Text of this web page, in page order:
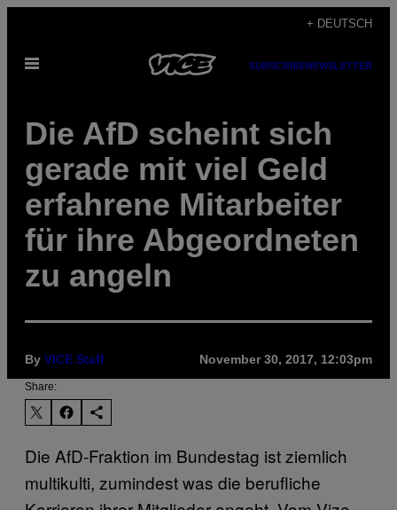
content
+ DEUTSCH
Open
SUBSCRIBENEWSLETTER
Die AfD scheint sich
gerade mit viel Geld
erfahrene Mitarbeiter
für ihre Abgeordneten
zu angeln
By VICE Staff November 30, 2017, 12:03pm
Share:
Die AfD-Fraktion im Bundestag ist ziemlich
multikulti, zumindest was die berufliche